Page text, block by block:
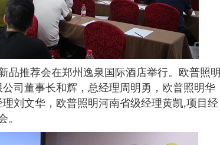
品推荐会在郑州逸泉国际酒店举行。欧普照明
司董事长和辉，总经理周明勇，欧普照明华
刘文华，欧普照明河南省级经理黄凯,项目经
。